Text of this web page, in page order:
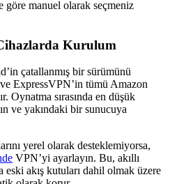
göre manuel olarak seçmeniz
Kurulum
çatallanmış bir sürümünü
ExpressVPN’in tümü Amazon
Oynatma sırasında en düşük
ve yakındaki bir sunucuya
yerel olarak desteklemiyorsa,
VPN’yi ayarlayın. Bu, akıllı
akış kutuları dahil olmak üzere